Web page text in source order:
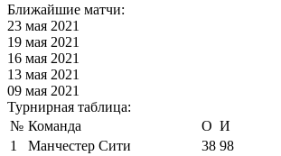
Ближайшие матчи:
23 мая 2021
19 мая 2021
16 мая 2021
13 мая 2021
09 мая 2021
Турнирная таблица:
№ Команда О И
1
Манчестер Сити 38 98